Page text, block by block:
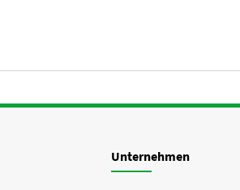
Unternehmen